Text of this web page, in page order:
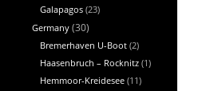
Galapagos (23)
Germany (30)
Bremerhaven U-Boot (2)
Haasenbruch – Rocknitz (1)
Hemmoor-Kreidesee (11)